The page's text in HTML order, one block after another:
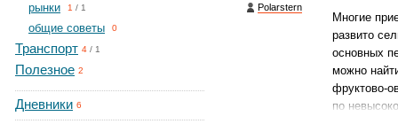
рынки 1 / 1
общие советы 0
Транспорт 4 / 1
Полезное 2
Дневники 6
Polarstern
Многие
развито
основных
можно
фруктово-
по